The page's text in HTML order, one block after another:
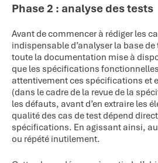
Phase 2 : analyse des tests
Avant de commencer à rédiger les
indispensable d’analyser la base
toute la documentation mise à
que les spécifications
attentivement ces spécifications et
(dans le cadre de la revue de la
les défauts, avant d’en extraire les
qualité des cas de test dépend
spécifications. En agissant ainsi,
ou répété inutilement.